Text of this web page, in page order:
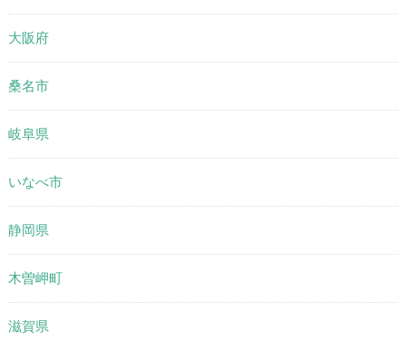
大阪府
桑名市
岐阜県
いなべ市
静岡県
木曽岬町
滋賀県